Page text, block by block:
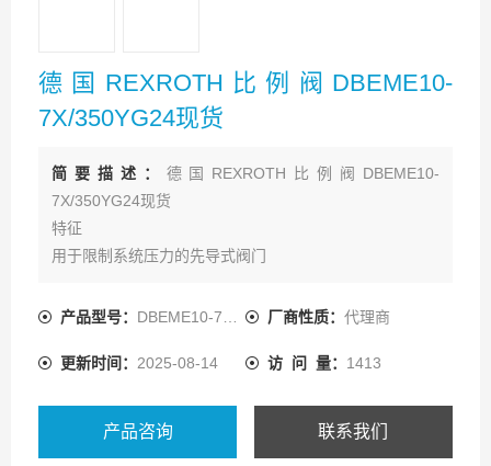
德国REXROTH比例阀DBEME10-
7X/350YG24现货
简要描述： 德国REXROTH比例阀DBEME10-
7X/350YG24现货
特征
用于限制系统压力的先导式阀门
用于底板安装和螺纹连接：油口安装面符合 ISO 6264
阀和控制电子元件都出自同门
（OBE）
产品型号： DBEME10-7X/350YG24K31A1M 厂商性质： 代理商
更新时间： 2025-08-14 访 问 量： 1413
产品咨询 联系我们